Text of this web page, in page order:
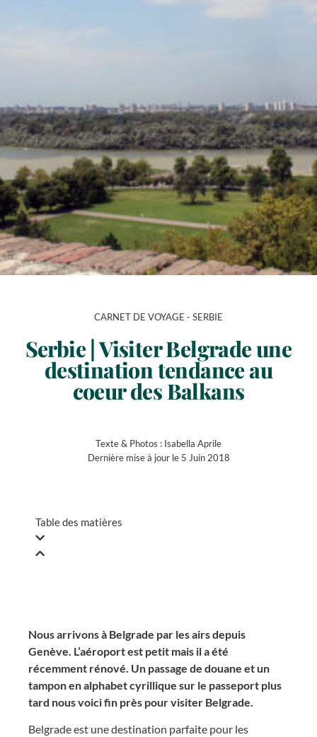
CARNET DE VOYAGE - SERBIE
Serbie | Visiter Belgrade une
destination tendance au
coeur des Balkans
Texte & Photos : Isabella Aprile
Dernière mise à jour le 5 Juin 2018
Table des matières
Nous arrivons à Belgrade par les airs depuis
Genève. L’aéroport est petit mais il a été
récemment rénové. Un passage de douane et un
tampon enalphabetcyrillique sur le passeport plus
tard nous voici fin près pour visiter Belgrade.
Belgrade est une destination parfaite pour les